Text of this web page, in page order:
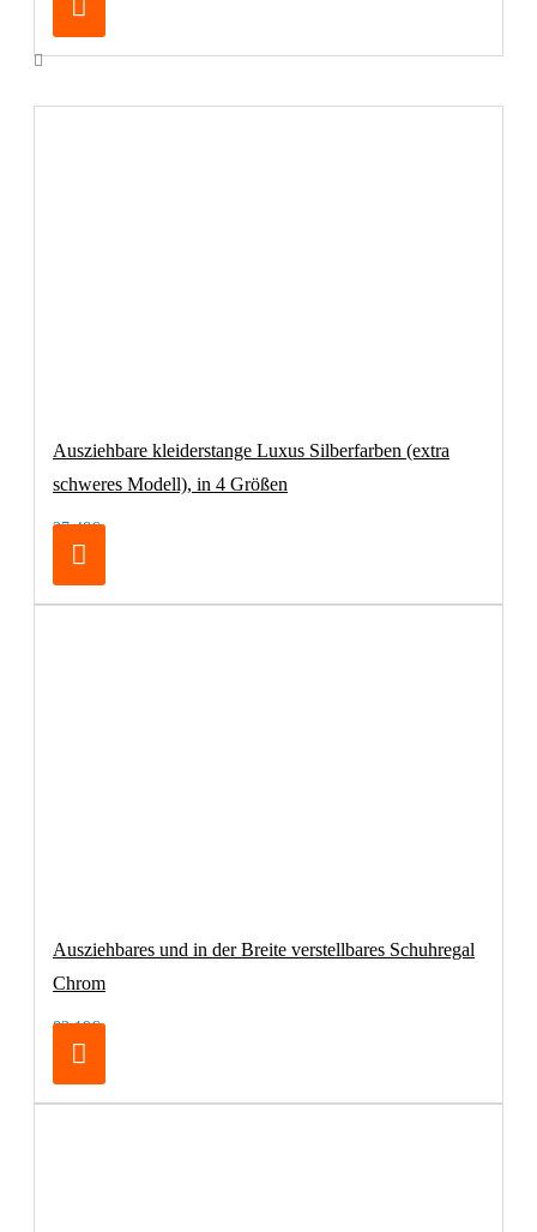
Ausziehbare kleiderstange Luxus Silberfarben (extra
schweres Modell), in 4 Größen
27,48€
Ausziehbares und in der Breite verstellbares Schuhregal
Chrom
83,19€